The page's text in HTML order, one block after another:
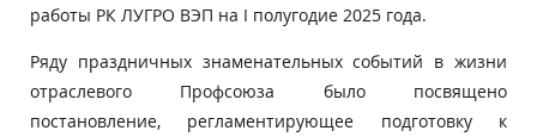
работы РК ЛУГРО ВЭП на I полугодие 2025 года.
Ряду праздничных знаменательных событий в жизни
отраслевого Профсоюза было посвящено
постановление, регламентирующее подготовку к